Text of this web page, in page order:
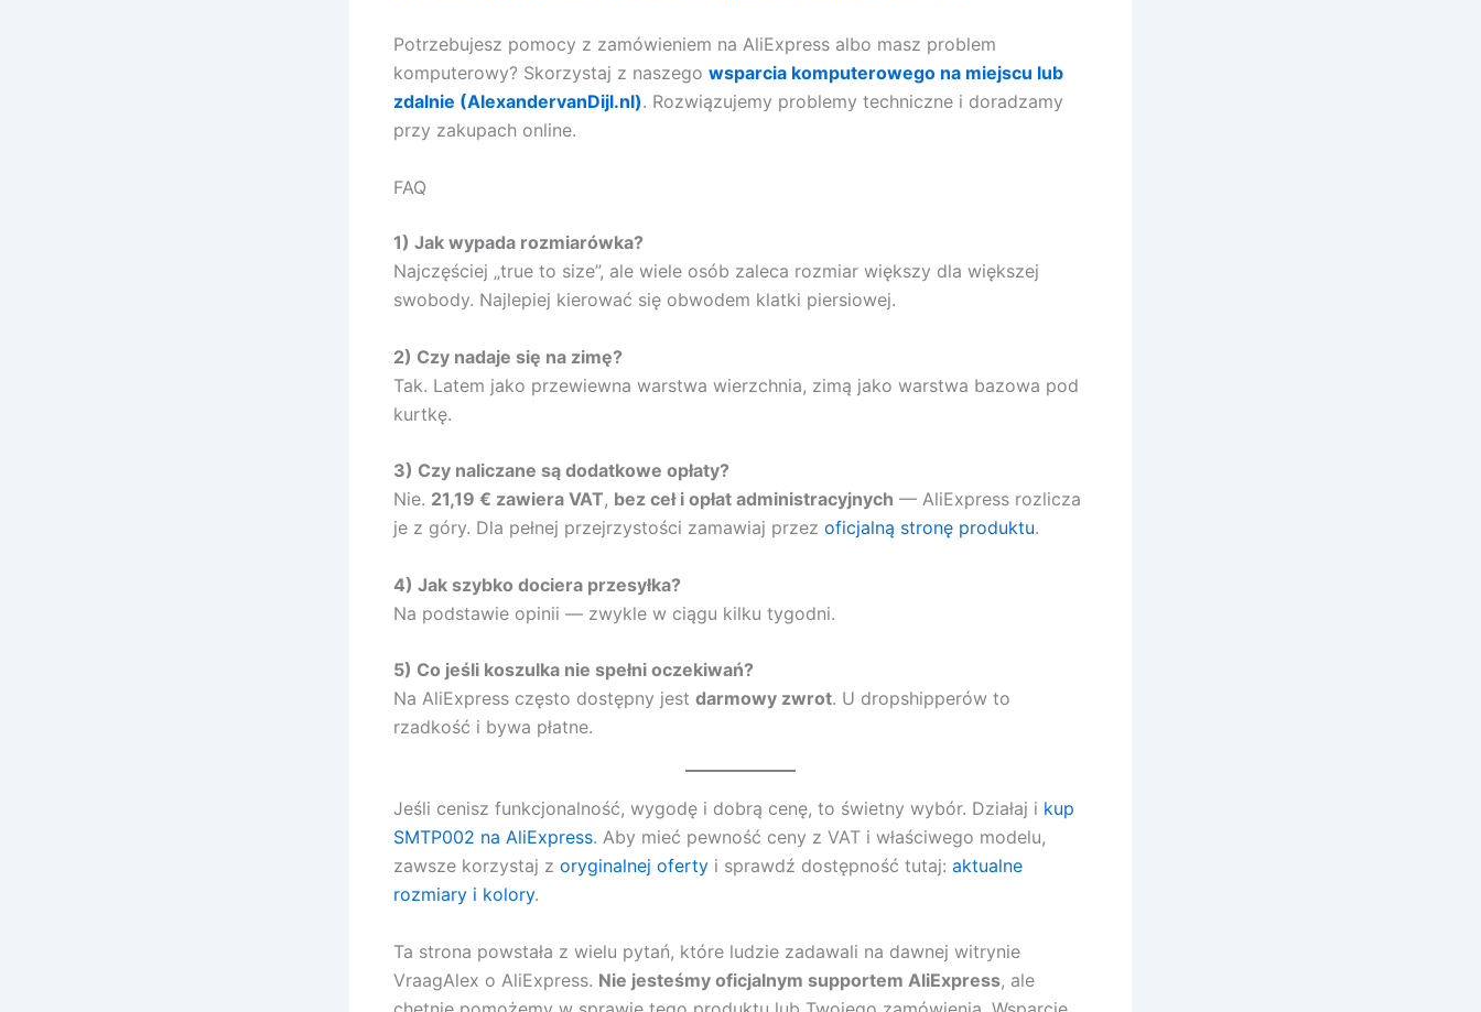
Potrzebujesz pomocy z zamówieniem na AliExpress albo masz problem
komputerowy? Skorzystaj z naszego wsparcia komputerowego na miejscu lub
zdalnie (AlexandervanDijl.nl). Rozwiązujemy problemy techniczne i doradzamy
przy zakupach online.
FAQ
1) Jak wypada rozmiarówka?
Najczęściej „true to size”, ale wiele osób zaleca rozmiar większy dla większej
swobody. Najlepiej kierować się obwodem klatki piersiowej.
2) Czy nadaje się na zimę?
Tak. Latem jako przewiewna warstwa wierzchnia, zimą jako warstwa bazowa pod
kurtkę.
3) Czy naliczane są dodatkowe opłaty?
Nie. 21,19 € zawiera VAT, bez ceł i opłat administracyjnych — AliExpress rozlicza
je z góry. Dla pełnej przejrzystości zamawiaj przez oficjalną stronę produktu.
4) Jak szybko dociera przesyłka?
Na podstawie opinii — zwykle w ciągu kilku tygodni.
5) Co jeśli koszulka nie spełni oczekiwań?
Na AliExpress często dostępny jest darmowy zwrot. U dropshipperów to
rzadkość i bywa płatne.
Jeśli cenisz funkcjonalność, wygodę i dobrą cenę, to świetny wybór. Działaj i kup
SMTP002 na AliExpress. Aby mieć pewność ceny z VAT i właściwego modelu,
zawsze korzystaj z oryginalnej oferty i sprawdź dostępność tutaj: aktualne
rozmiary i kolory.
Ta strona powstała z wielu pytań, które ludzie zadawali na dawnej witrynie
VraagAlex o AliExpress. Nie jesteśmy oficjalnym supportem AliExpress, ale